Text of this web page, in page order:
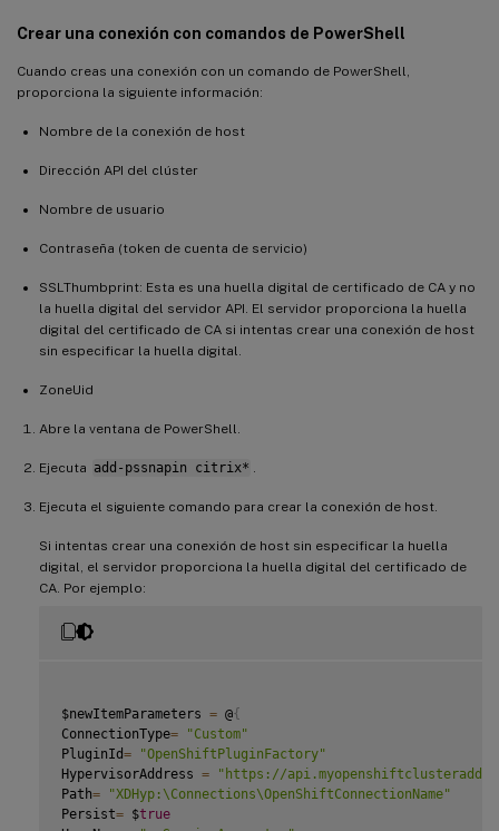
Crear una conexión con comandos de PowerShell
Cuando creas una conexión con un comando de PowerShell,
proporciona la siguiente información:
Nombre de la conexión de host
Dirección API del clúster
Nombre de usuario
Contraseña (token de cuenta de servicio)
SSLThumbprint: Esta es una huella digital de certificado de CA y no
la huella digital del servidor API. El servidor proporciona la huella
digital del certificado de CA si intentas crear una conexión de host
sin especificar la huella digital.
ZoneUid
Abre la ventana de PowerShell.
Ejecuta add-pssnapin citrix*
Ejecuta el siguiente comando para crear la conexión de host.
Si intentas crear una conexión de host sin especificar la huella
digital, el servidor proporciona la huella digital del certificado de
CA. Por ejemplo:
$newItemParameters = @{
ConnectionType=
"Custom"
PluginId=
"OpenShiftPluginFactory"
HypervisorAddress =
"https://
Path=
"XDHyp:\Connections\OpenShiftConnectionName"
Persist= $true